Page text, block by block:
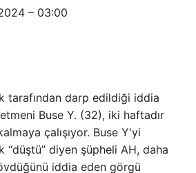
– 03:00
tarafından darp edildiği iddia
Buse Y. (32), iki haftadır
çalışıyor. Buse Y'yi
“düştü” diyen şüpheli AH, daha
iddia eden görgü